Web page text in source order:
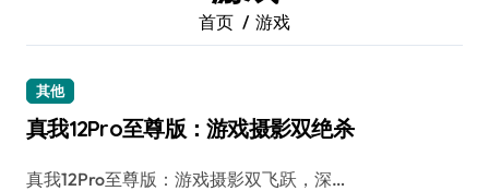
首页 游戏
其他
真我12Pro至尊版：游戏摄影双绝杀
真我12Pro至尊版：游戏摄影双飞跃，深…